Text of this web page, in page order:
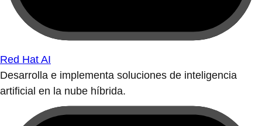
Red Hat AI
Desarrolla e implementa soluciones de inteligencia
artificial en la nube híbrida.